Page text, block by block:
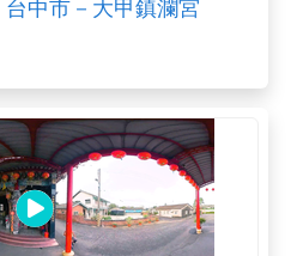
台中市－大甲鎮瀾宮